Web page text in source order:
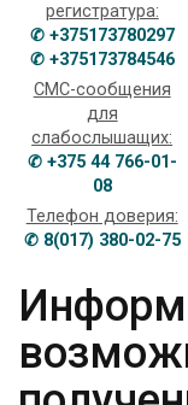
регистратура:
✆ +375173780297
✆ +375173784546
СМС-сообщения
для
слабослышащих:
✆ +375 44 766-01-
08
Телефон доверия:
✆ 8(017) 380-02-75